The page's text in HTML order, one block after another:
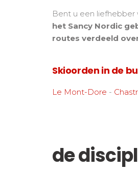
Bent u een liefhebber
het Sancy Nordic
routes verdeeld
Skioorden in de
Le Mont-Dore -
de